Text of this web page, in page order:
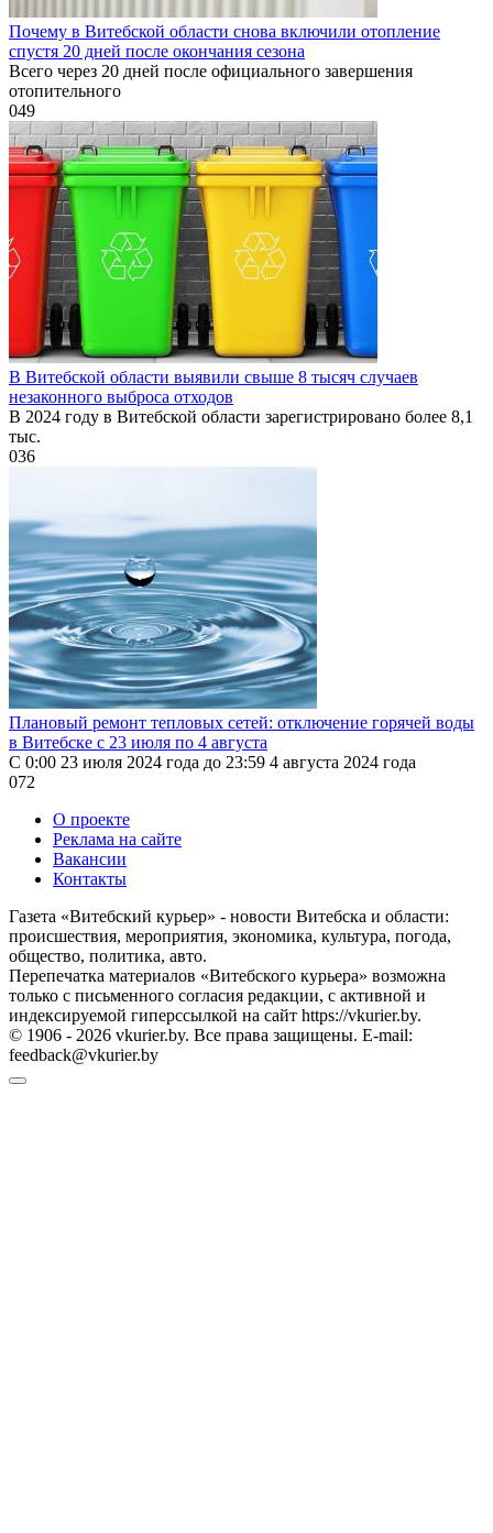
Почему в Витебской области снова включили отопление
спустя 20 дней после окончания сезона
Всего через 20 дней после официального завершения
отопительного
049
В Витебской области выявили свыше 8 тысяч случаев
незаконного выброса отходов
В 2024 году в Витебской области зарегистрировано более 8,1
тыс.
036
Плановый ремонт тепловых сетей: отключение горячей воды
в Витебске с 23 июля по 4 августа
С 0:00 23 июля 2024 года до 23:59 4 августа 2024 года
072
О проекте
Реклама на сайте
Вакансии
Контакты
Газета «Витебский курьер» - новости Витебска и области:
происшествия, мероприятия, экономика, культура, погода,
общество, политика, авто.
Перепечатка материалов «Витебского курьера» возможна
только с письменного согласия редакции, с активной и
индексируемой гиперссылкой на сайт https://vkurier.by.
© 1906 - 2026 vkurier.by. Все права защищены. E-mail:
feedback@vkurier.by